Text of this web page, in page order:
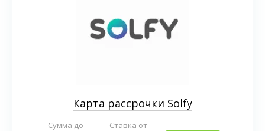
Карта рассрочки Solfy
Сумма до Ставка от